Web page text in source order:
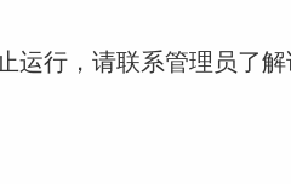
运行，请联系管理员了